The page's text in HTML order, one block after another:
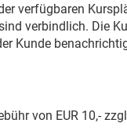
verfügbaren
verbindlich. Die
Kunde
von EUR 10,-